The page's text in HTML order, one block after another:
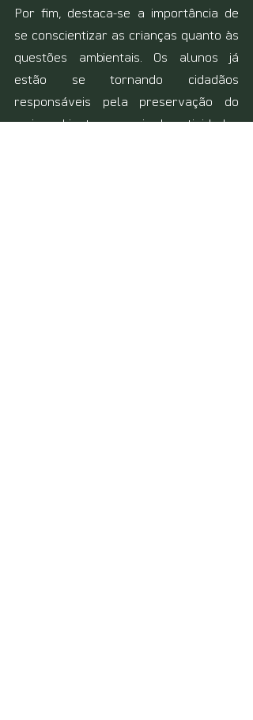
Por fim, destaca-se a importância de
se conscientizar as crianças quanto às
questões ambientais. Os alunos já
estão se tornando cidadãos
responsáveis pela preservação do
meio ambiente por meio das atividades